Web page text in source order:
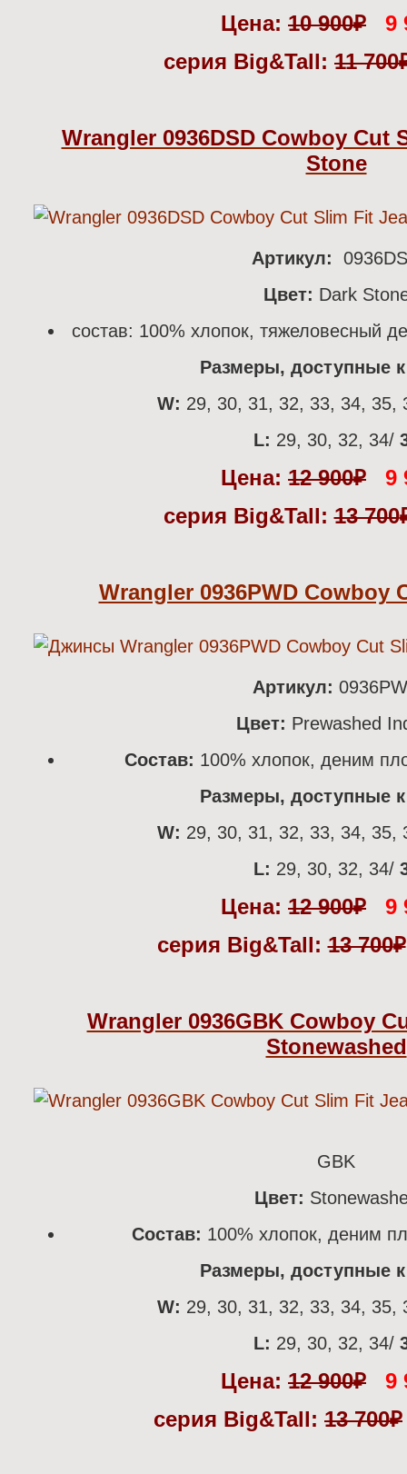
Цена: 10 900₽
9
серия Big&Tall: 11 700
Wrangler 0936DSD Cowboy Cut
Stone
Артикул:
Цвет: Dark
состав: 100% хлопок, тяжеловесный
Размеры, доступные к
W: 29, 30, 31, 32, 33, 34, 35,
L: 29, 30, 32, 34/
Цена: 12 900₽
9
серия Big&Tall:13 700
Wrangler 0936PWD Cowboy
Артикул:
Цвет: Prewashed
Состав: 100% хлопок, деним
Размеры, доступные к
W: 29, 30, 31, 32, 33, 34, 35,
L: 29, 30, 32, 34/
Цена: 12 900₽
9
серия Big&Tall:13 700₽
Wrangler 0936GBK Cowboy
Stonewashed
GBK
Цвет:
Состав: 100% хлопок, деним
Размеры, доступные к
W: 29, 30, 31, 32, 33, 34, 35,
L: 29, 30, 32, 34/
Цена: 12 900₽
9
серия Big&Tall: 13 700₽